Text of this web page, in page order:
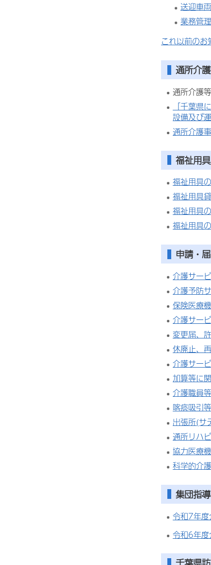
送迎車
業務管
これ以前のお
通所介
通所介護
「千葉
設備及び
通所介護
福祉用
福祉用具
福祉用具
福祉用具
福祉用具
申請・
介護サー
介護予防
保険医療
介護サー
変更届、
休廃止、
介護サー
加算等に
介護職員
喀痰吸引
出張所(サ
通所リハ
協力医療
科学的介
集団指導
令和7年
令和6年